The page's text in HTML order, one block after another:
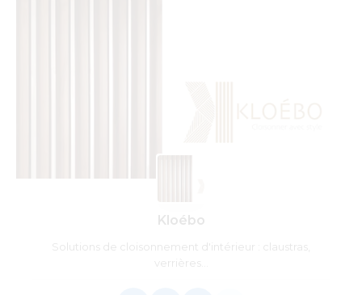
Kloébo
Solutions de cloisonnement d'intérieur : claustras,
verrières...